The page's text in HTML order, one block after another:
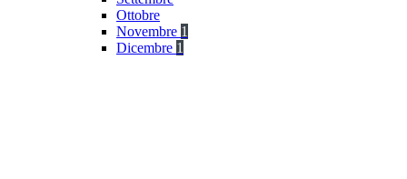
Ottobre
Novembre 1
Dicembre 1